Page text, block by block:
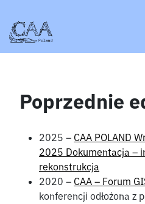
to
content
Poprzednie
2025 – CAA POLAND
2025 Dokumentacja –
rekonstrukcja
2020 – CAA – Forum
konferencji odłożona z